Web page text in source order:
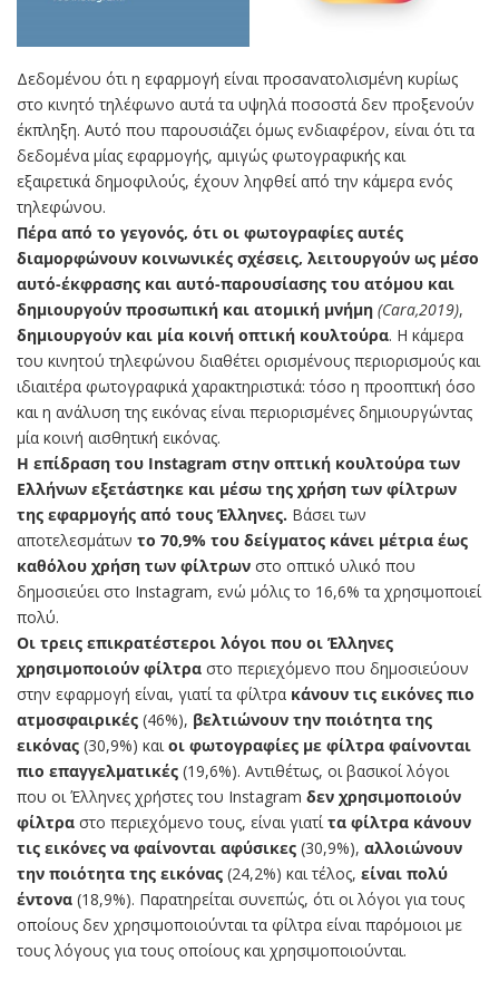
Δεδομένου ότι η εφαρμογή είναι προσανατολισμένη κυρίως
στο κινητό τηλέφωνο αυτά τα υψηλά ποσοστά δεν προξενούν
έκπληξη. Αυτό που παρουσιάζει όμως ενδιαφέρον, είναι ότι τα
δεδομένα μίας εφαρμογής, αμιγώς φωτογραφικής και
εξαιρετικά δημοφιλούς, έχουν ληφθεί από την κάμερα ενός
τηλεφώνου.
Πέρα από το γεγονός, ότι οι φωτογραφίες αυτές
διαμορφώνουν κοινωνικές σχέσεις, λειτουργούν ως μέσο
αυτό-έκφρασης και αυτό-παρουσίασης του ατόμου και
δημιουργούν προσωπική και ατομική μνήμη (Cara,2019),
δημιουργούν και μία κοινή οπτική κουλτούρα. Η κάμερα
του κινητού τηλεφώνου διαθέτει ορισμένους περιορισμούς και
ιδιαιτέρα φωτογραφικά χαρακτηριστικά: τόσο η προοπτική όσο
και η ανάλυση της εικόνας είναι περιορισμένες δημιουργώντας
μία κοινή αισθητική εικόνας.
Η επίδραση του Instagram στην οπτική κουλτούρα των
Ελλήνων εξετάστηκε και μέσω της χρήση των φίλτρων
της εφαρμογής από τους Έλληνες. Βάσει των
αποτελεσμάτων το 70,9% του δείγματος κάνει μέτρια έως
καθόλου χρήση των φίλτρων στο οπτικό υλικό που
δημοσιεύει στο Instagram, ενώ μόλις το 16,6% τα χρησιμοποιεί
πολύ.
Οι τρεις επικρατέστεροι λόγοι που οι Έλληνες
χρησιμοποιούν φίλτρα στο περιεχόμενο που δημοσιεύουν
στην εφαρμογή είναι, γιατί τα φίλτρα κάνουν τις εικόνες πιο
ατμοσφαιρικές (46%), βελτιώνουν την ποιότητα της
εικόνας (30,9%) καιοι φωτογραφίες με φίλτρα φαίνονται
πιο επαγγελματικές (19,6%). Αντιθέτως, οι βασικοί λόγοι
που οι Έλληνες χρήστες του Instagram δεν χρησιμοποιούν
φίλτρα στο περιεχόμενο τους, είναι γιατίτα φίλτρα κάνουν
τις εικόνες να φαίνονται αφύσικες (30,9%), αλλοιώνουν
την ποιότητα της εικόνας (24,2%) και τέλος, είναι πολύ
έντονα (18,9%). Παρατηρείται συνεπώς, ότι οι λόγοι για τους
οποίους δεν χρησιμοποιούνται τα φίλτρα είναι παρόμοιοι με
τους λόγους για τους οποίους και χρησιμοποιούνται.